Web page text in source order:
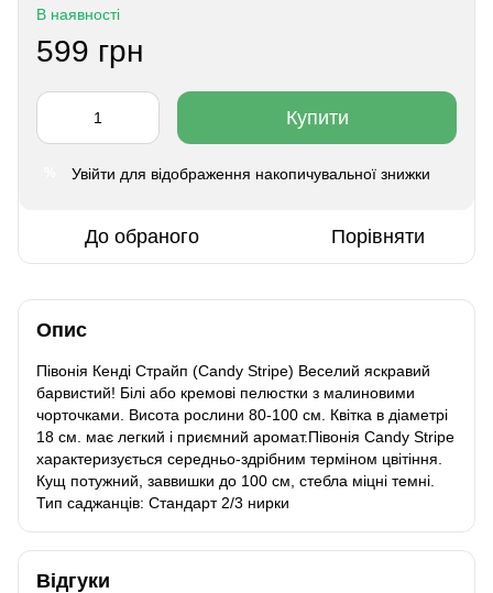
В наявності
599 грн
Купити
Увійти для відображення накопичувальної знижки
До обраного Порівняти
Опис
Півонія Кенді Страйп (Candy Stripe) Веселий яскравий
барвистий! Білі або кремові пелюстки з малиновими
чорточками. Висота рослини 80-100 см. Квітка в діаметрі
18 см. має легкий і приємний аромат.Півонія Candy Stripe
характеризується середньо-здрібним терміном цвітіння.
Кущ потужний, заввишки до 100 см, стебла міцні темні.
Тип саджанців: Стандарт 2/3 нирки
Відгуки